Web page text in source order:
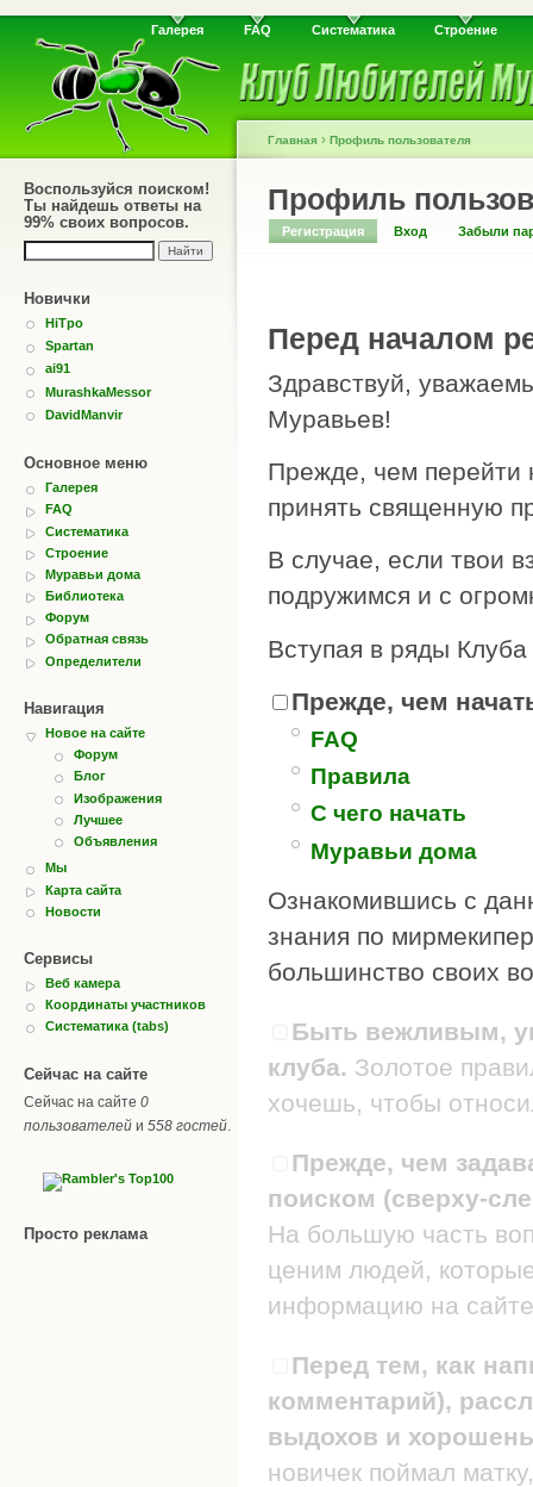
Галерея FAQ Систематика Строение
Воспользуйся поиском!
Ты найдешь ответы на
99% своих вопросов.
Новички
HiTpo
Spartan
ai91
MurashkaMessor
DavidManvir
Основное меню
Галерея
FAQ
Систематика
Строение
Муравьи дома
Библиотека
Форум
Обратная связь
Определители
Навигация
Новое на сайте
Форум
Блог
Изображения
Лучшее
Объявления
Мы
Карта сайта
Новости
Сервисы
Веб камера
Координаты участников
Систематика (tabs)
Сейчас на сайте
Сейчас на сайте 0
пользователей и 558 гостей.
Просто реклама
Главная › Профиль пользователя
Профиль
Регистрация Вход Забыли
Перед началом
Здравствуй,
Муравьев!
Прежде, чем перейти
принять священную
В случае, если твои
подружимся и с
Вступая в ряды
Прежде, чем
FAQ
Правила
С чего начать
Муравьи дома
Ознакомившись с
знания по
большинство своих
Быть вежливым,
клуба. Золотое
хочешь, чтобы
Прежде, чем
поиском (сверху-
На большую часть
ценим людей,
информацию на
Перед тем, как
комментарий),
выдохов и
новичек поймал